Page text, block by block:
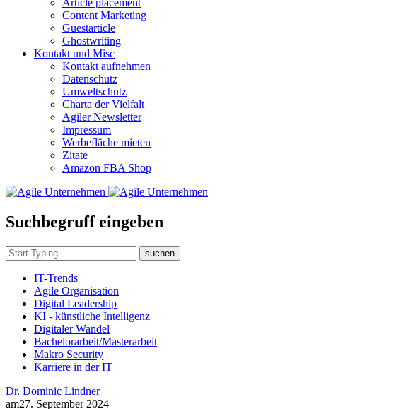
Article placement
Content Marketing
Guestarticle
Ghostwriting
Kontakt und Misc
Kontakt aufnehmen
Datenschutz
Umweltschutz
Charta der Vielfalt
Agiler Newsletter
Impressum
Werbefläche mieten
Zitate
Amazon FBA Shop
Suchbegruff eingeben
suchen
IT-Trends
Agile Organisation
Digital Leadership
KI - künstliche Intelligenz
Digitaler Wandel
Bachelorarbeit/Masterarbeit
Makro Security
Karriere in der IT
Dr. Dominic Lindner
am27. September 2024